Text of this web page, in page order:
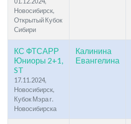
Новосибирск,
Открытый Кубок
Сибири
КС ФТСАРР
Юниоры 2+1,
ST
17.11.2024,
Новосибирск,
Кубок Мэра г.
Новосибирска
Калинина
Евангелина